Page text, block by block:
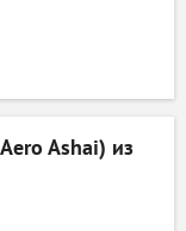
Ashai) из